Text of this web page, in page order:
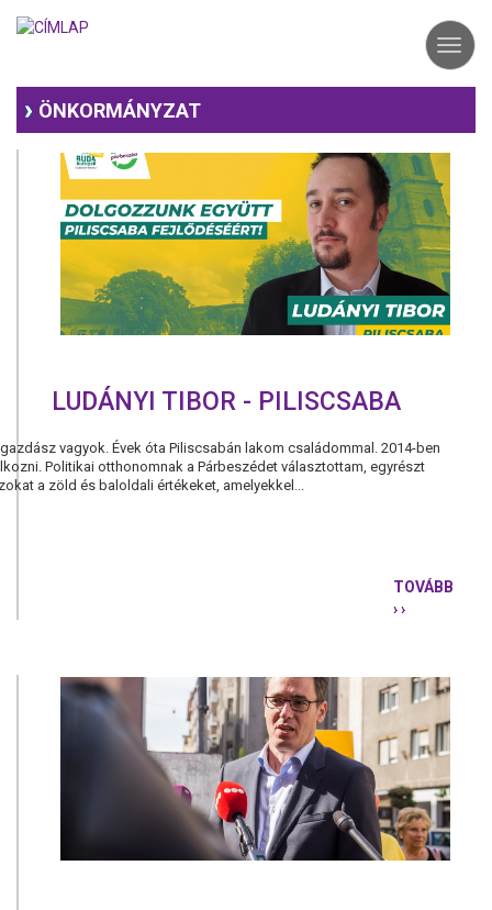
ÖNKORMÁNYZAT
LUDÁNYI TIBOR - PILISCSABA
vagyok. Évek óta Piliscsabán lakom családommal. 2014-ben
Politikai otthonomnak a Párbeszédet választottam, egyrészt
a zöld és baloldali értékeket, amelyekkel...
TOVÁBB
› ›